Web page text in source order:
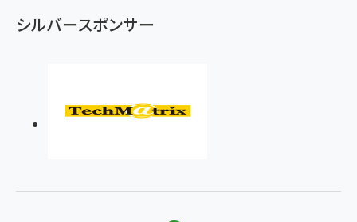
シルバースポンサー